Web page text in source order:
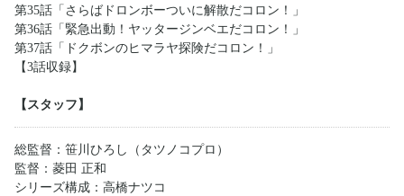
第35話「さらばドロンボーついに解散だコロン！」
第36話「緊急出動！ヤッタージンベエだコロン！」
第37話「ドクボンのヒマラヤ探険だコロン！」
【3話収録】
【スタッフ】
総監督：笹川ひろし（タツノコプロ）
監督：菱田 正和
シリーズ構成：高橋ナツコ